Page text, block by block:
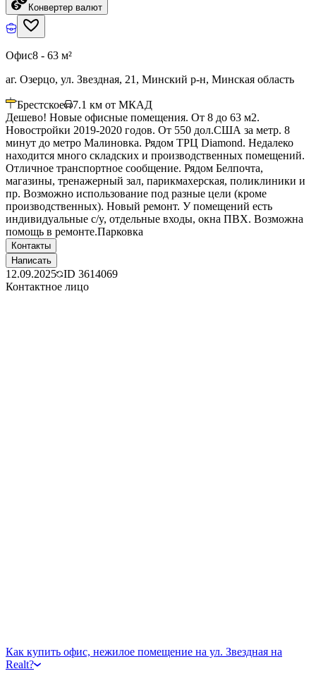
Конвертер валют
Офис8 - 63 м²
аг. Озерцо, ул. Звездная, 21, Минский р-н, Минская область
Брестское 7.1 км от МКАД
Дешево! Новые офисные помещения. От 8 до 63 м2.
Новостройки 2019-2020 годов. От 550 дол.США за метр. 8
минут до метро Малиновка. Рядом ТРЦ Diamond. Недалеко
находится много складских и производственных помещений.
Отличное транспортное сообщение. Рядом Белпочта,
магазины, тренажерный зал, парикмахерская, поликлиники и
пр. Возможно использование под разные цели (кроме
производственных). Новый ремонт. У помещений есть
индивидуальные с/y, отдельные входы, окна ПВХ. Возможна
помощь в ремонте.Парковка
Контакты
Написать
12.09.2025 ID 3614069
Контактное лицо
Как купить офис, нежилое помещение на ул. Звездная на
Realt?